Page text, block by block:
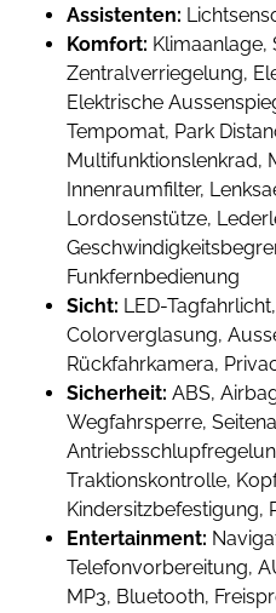
Assistenten:
Komfort: Klimaanlage,
Zentralverriegelung,
Elektrische
Tempomat, Park
Multifunktionslenkrad,
Innenraumfilter,
Lordosenstütze,
Funkfernbedienung
Sicht: LED-
Colorverglasung,
Rückfahrkamera,
Sicherheit: ABS,
Wegfahrsperre,
Traktionskontrolle,
Kindersitzbefestigung,
Entertainment:
Telefonvorbereitung,
MP3, Bluetooth,